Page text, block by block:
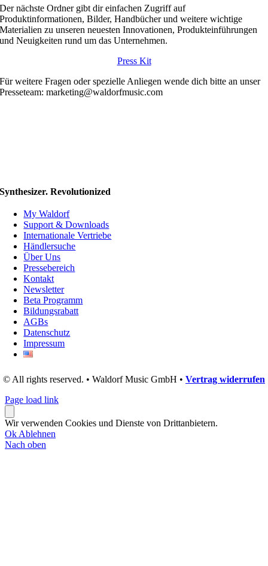
Der nächste Ordner gibt dir einfachen Zugriff auf
Produktinformationen, Bilder, Handbücher und weitere wichtige
Materialien zu unseren neuesten Innovationen, Produkteinführungen
und Neuigkeiten rund um das Unternehmen.
Press Kit
Für weitere Fragen oder spezielle Anliegen wende dich bitte an unser
Presseteam: marketing@waldorfmusic.com
Synthesizer. Revolutionized
My Waldorf
Support & Downloads
Internationale Vertriebe
Händlersuche
Über Uns
Pressebereich
Kontakt
Newsletter
Beta Programm
Bildungsrabatt
AGBs
Datenschutz
Impressum
© All rights reserved. • Waldorf Music GmbH • Vertrag widerrufen
Page load link
Wir verwenden Cookies und Dienste von Drittanbietern.
Ok Ablehnen
Nach oben